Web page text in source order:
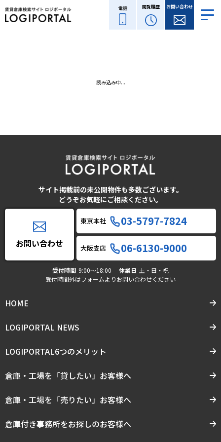
電話 閲覧履歴 お問い合わせ
読み込み中...
サイト掲載前の未公開物件も多数ございます。
どうぞお気軽にご相談ください。
お問い合わせ
東京本社 03-5797-7824
大阪支店 06-6130-9000
受付時間 9:00〜18:00 休業日 土・日・祝
受付時間外はフォームよりお問い合わせください
HOME
LOGIPORTAL NEWS
LOGIPORTAL6つのメリット
倉庫・工場を「貸したい」お客様へ
倉庫・工場を「売りたい」お客様へ
倉庫付き事務所をお探しのお客様へ